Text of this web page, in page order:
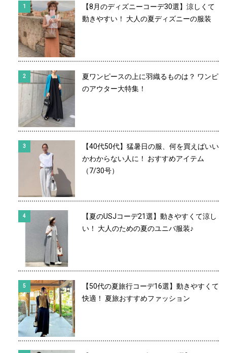
【8月のディズニーコーデ30選】涼しくて
動きやすい！ 大人の夏ディズニーの服装
夏ワンピースの上に羽織るものは？ ワンピ
のアウター大特集！
【40代50代】猛暑日の服、何を買えばいい
かわからない人に！ おすすめアイテム
（7/30号）
【夏のUSJコーデ21選】動きやすくて涼し
い！ 大人のための夏のユニバ服装♪
【50代の夏旅行コーデ16選】動きやすくて
快適！ 夏旅おすすめファッション